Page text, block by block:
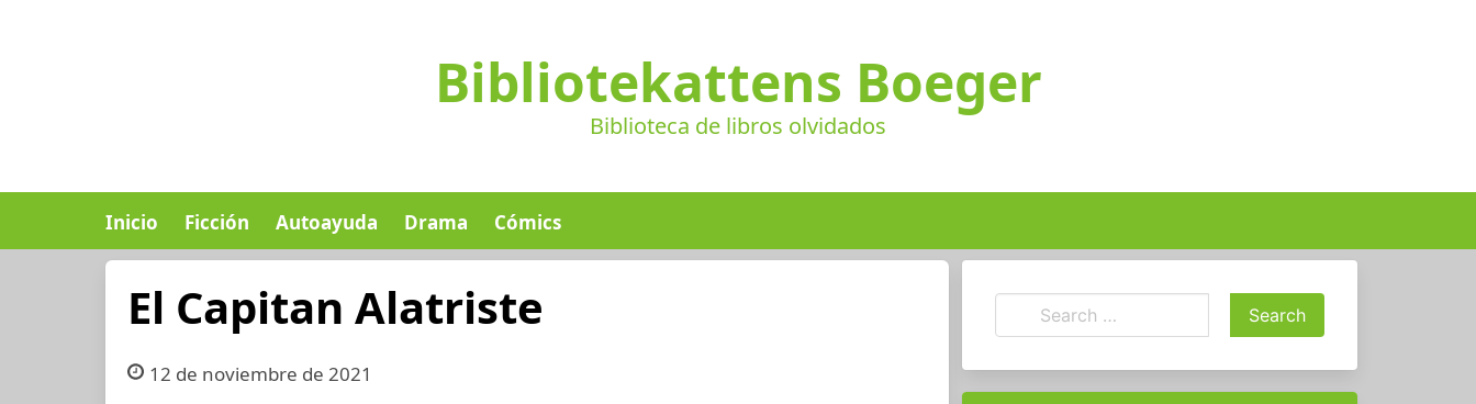
Bibliotekattens Boeger
Biblioteca de libros olvidados
Inicio Ficción Autoayuda Drama Cómics
El Capitan Alatriste
12 de noviembre de 2021